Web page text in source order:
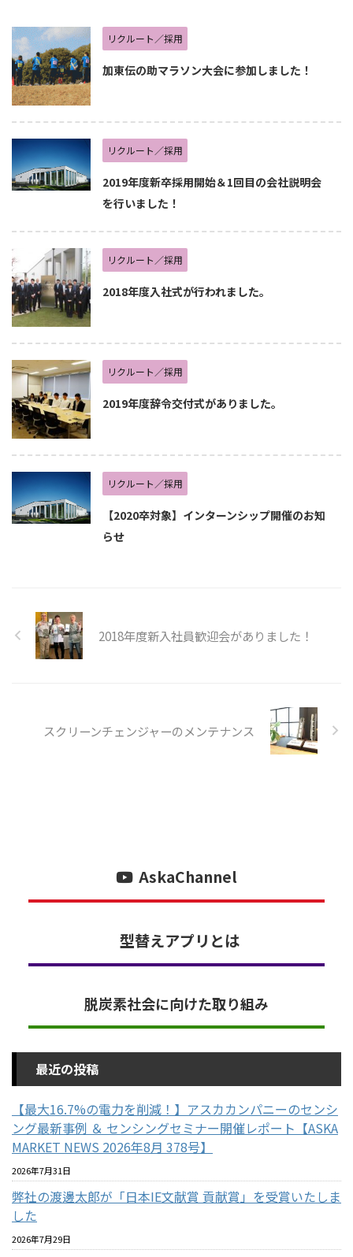
リクルート／採用
加東伝の助マラソン大会に参加しました！
リクルート／採用
2019年度新卒採用開始＆1回目の会社説明会
を行いました！
リクルート／採用
2018年度入社式が行われました。
リクルート／採用
2019年度辞令交付式がありました。
リクルート／採用
【2020卒対象】インターンシップ開催のお知
らせ
2018年度新入社員歓迎会がありました！
スクリーンチェンジャーのメンテナンス
AskaChannel
型替えアプリとは
脱炭素社会に向けた取り組み
最近の投稿
【最大16.7%の電力を削減！】アスカカンパニーのセンシ
ング最新事例 ＆ センシングセミナー開催レポート【ASKA
MARKET NEWS 2026年8月 378号】
2026年7月31日
弊社の渡邊太郎が「日本IE文献賞 貢献賞」を受賞いたしま
した
2026年7月29日